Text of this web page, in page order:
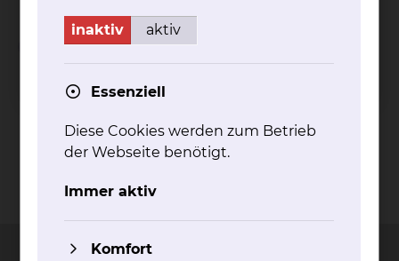
Abschlagszahlungen bei
Inanspruchnahme von
Wahlleistungen
Kontakt Impressum
inaktiv aktiv
Essenziell
Diese Cookies werden zum Betrieb
der Webseite benötigt.
Immer aktiv
Komfort